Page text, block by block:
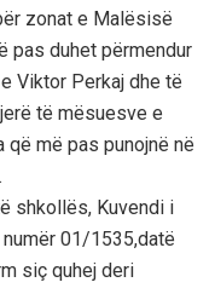
zonat e Malësisë
pas duhet përmendur
Viktor Perkaj dhe të
të mësuesve e
më pas punojnë në
shkollës, Kuvendi i
01/1535,datë
siç quhej deri